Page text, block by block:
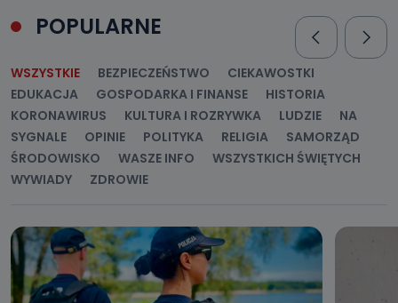
POPULARNE
WSZYSTKIE BEZPIECZEŃSTWO
CIEKAWOSTKI
EDUKACJA
GOSPODARKA I FINANSE
HISTORIA
KORONAWIRUS
KULTURA I ROZRYWKA LUDZIE
NA
SYGNALE
OPINIE POLITYKA RELIGIA
SAMORZĄD
ŚRODOWISKO
WASZE INFO
WSZYSTKICH ŚWIĘTYCH
WYWIADY
ZDROWIE